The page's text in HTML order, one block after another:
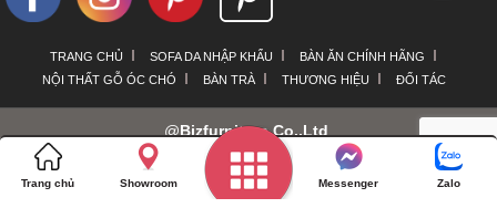
TRANG CHỦ SOFA DA NHẬP KHẨU
BÀN ĂN CHÍNH HÃNG
NỘI THẤT GỖ ÓC CHÓ
BÀN TRÀ THƯƠNG HIỆU ĐỐI TÁC
@Bizfurniture Co.,Ltd
Chính sách bảo mật thông tin
Trang chủ Showroom Messenger Zalo